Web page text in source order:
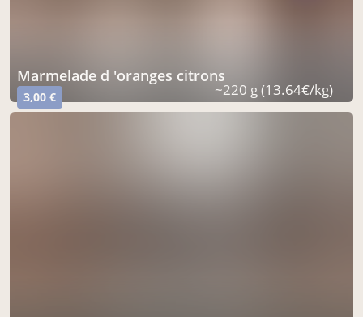
marmelade d 'oranges citrons
3,00 € ~220 g (13.64€/kg)